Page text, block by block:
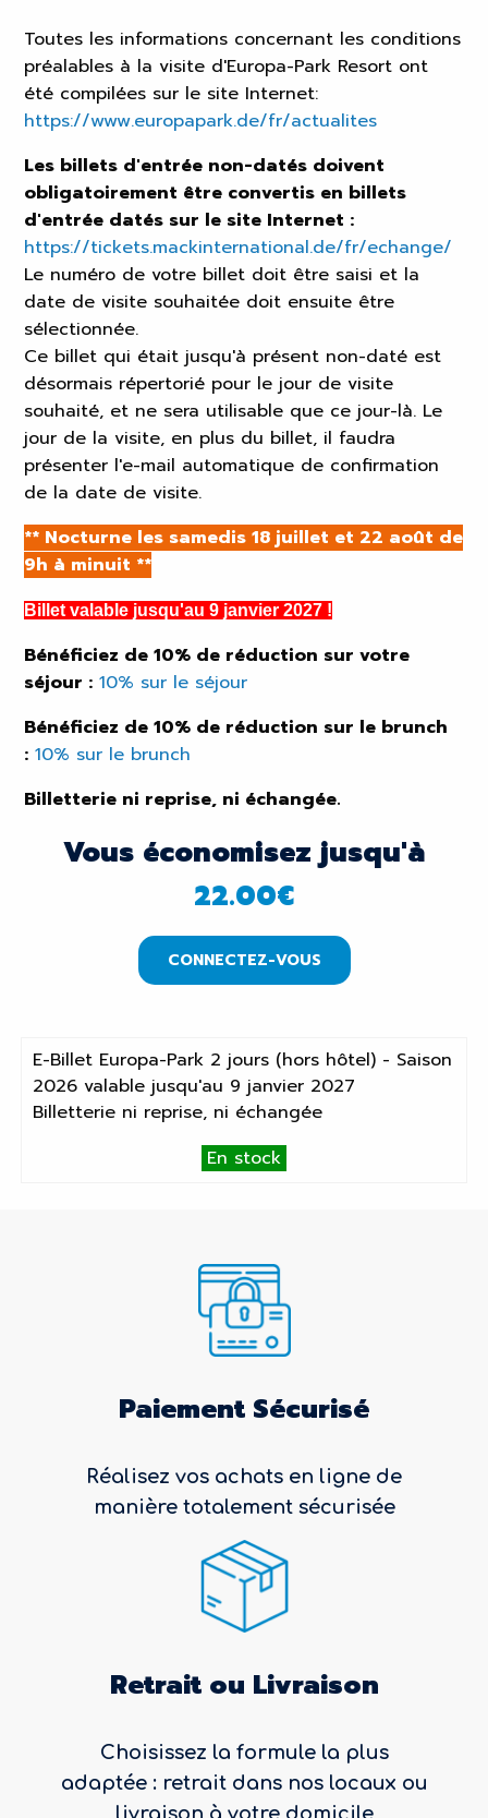
Toutes les informations concernant les conditions
préalables à la visite d'Europa-Park Resort ont
été compilées sur le site Internet:
https://www.europapark.de/fr/actualites
Les billets d'entrée non-datés doivent
obligatoirement être convertis en billets
d'entrée datés sur le site Internet :
https://tickets.mackinternational.de/fr/echange/
Le numéro de votre billet doit être saisi et la
date de visite souhaitée doit ensuite être
sélectionnée.
Ce billet qui était jusqu'à présent non-daté est
désormais répertorié pour le jour de visite
souhaité, et ne sera utilisable que ce jour-là. Le
jour de la visite, en plus du billet, il faudra
présenter l'e-mail automatique de confirmation
de la date de visite.
** Nocturne les samedis 18 juillet et 22 août de
9h à minuit **
Billet valable jusqu'au 9 janvier 2027 !
Bénéficiez de 10% de réduction sur votre
séjour : 10% sur le séjour
Bénéficiez de 10% de réduction sur le brunch
: 10% sur le brunch
Billetterie ni reprise, ni échangée.
Vous économisez jusqu'à
22.00€
CONNECTEZ-VOUS
E-Billet Europa-Park 2 jours (hors hôtel) - Saison
2026 valable jusqu'au 9 janvier 2027
Billetterie ni reprise, ni échangée
En stock
Paiement Sécurisé
Réalisez vos achats en ligne de
manière totalement sécurisée
Retrait ou Livraison
Choisissez la formule la plus
adaptée : retrait dans nos locaux ou
livraison à votre domicile